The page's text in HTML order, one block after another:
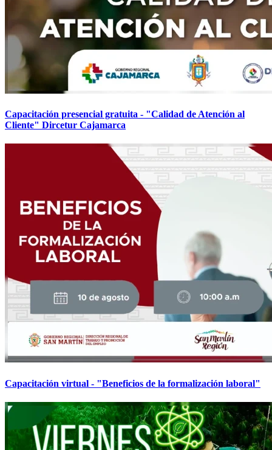
Capacitación presencial gratuita - "Calidad de Atención al
Cliente" Dircetur Cajamarca
Capacitación virtual - "Beneficios de la formalización laboral"